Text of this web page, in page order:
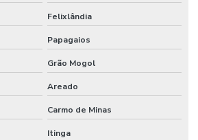
Felixlândia
Papagaios
Grão Mogol
Areado
Carmo de Minas
Itinga